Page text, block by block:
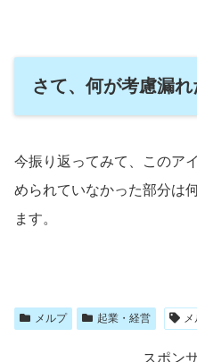
さて、何が考慮漏れ
今振り返ってみて、このア
められていなかった部分は
ます。
メルプ 起業・経営
スポン